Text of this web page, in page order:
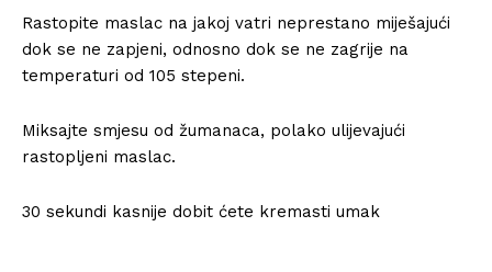
Rastopite maslac na jakoj vatri neprestano miješajući
dok se ne zapjeni, odnosno dok se ne zagrije na
temperaturi od 105 stepeni.
Miksajte smjesu od žumanaca, polako ulijevajući
rastopljeni maslac.
30 sekundi kasnije dobit ćete kremasti umak